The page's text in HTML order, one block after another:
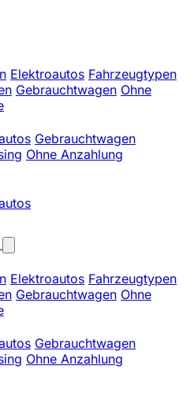
Elektroautos Fahrzeugtypen
Gebrauchtwagen Ohne
Gebrauchtwagen
Ohne Anzahlung
Elektroautos Fahrzeugtypen
Gebrauchtwagen Ohne
Gebrauchtwagen
Ohne Anzahlung